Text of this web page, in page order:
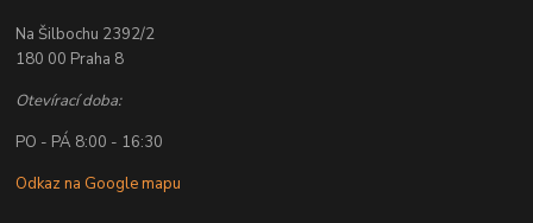
Na Šilbochu 2392/2
180 00 Praha 8
Otevírací doba:
PO - PÁ 8:00 - 16:30
Odkaz na Google mapu